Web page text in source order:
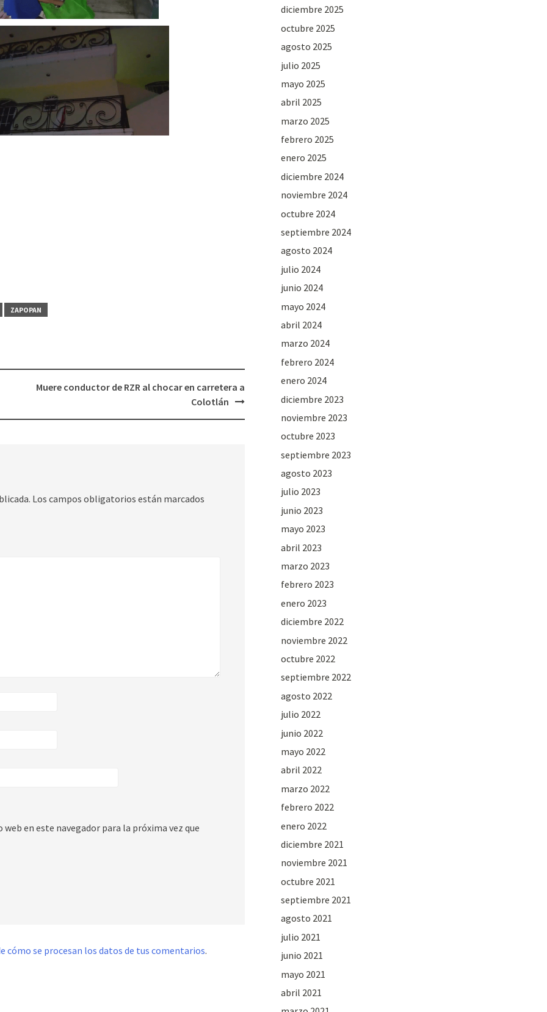
ZAPOPAN
Muere conductor de RZR al chocar en carretera a
Colotlán
Los campos obligatorios están marcados
en este navegador para la próxima vez que
cómo se procesan los datos de tus comentarios.
diciembre 2025
octubre 2025
agosto 2025
julio 2025
mayo 2025
abril 2025
marzo 2025
febrero 2025
enero 2025
diciembre 2024
noviembre 2024
octubre 2024
septiembre 2024
agosto 2024
julio 2024
junio 2024
mayo 2024
abril 2024
marzo 2024
febrero 2024
enero 2024
diciembre 2023
noviembre 2023
octubre 2023
septiembre 2023
agosto 2023
julio 2023
junio 2023
mayo 2023
abril 2023
marzo 2023
febrero 2023
enero 2023
diciembre 2022
noviembre 2022
octubre 2022
septiembre 2022
agosto 2022
julio 2022
junio 2022
mayo 2022
abril 2022
marzo 2022
febrero 2022
enero 2022
diciembre 2021
noviembre 2021
octubre 2021
septiembre 2021
agosto 2021
julio 2021
junio 2021
mayo 2021
abril 2021